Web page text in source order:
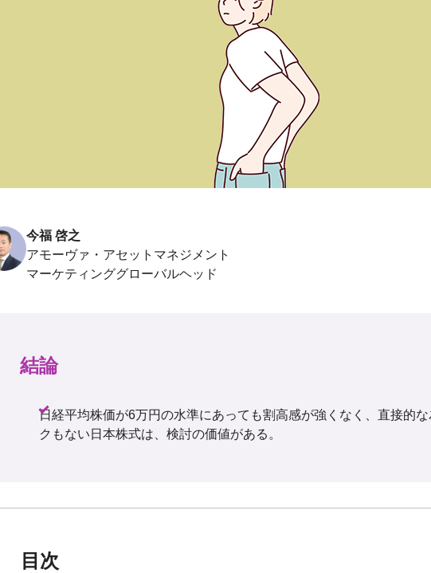
今福 啓之
アモーヴァ・アセットマネジメント
結論
日経平均株価が6万円の水準にあっても割高感が強くなく、直接的
クもない日本株式は、検討の価値がある。
目次